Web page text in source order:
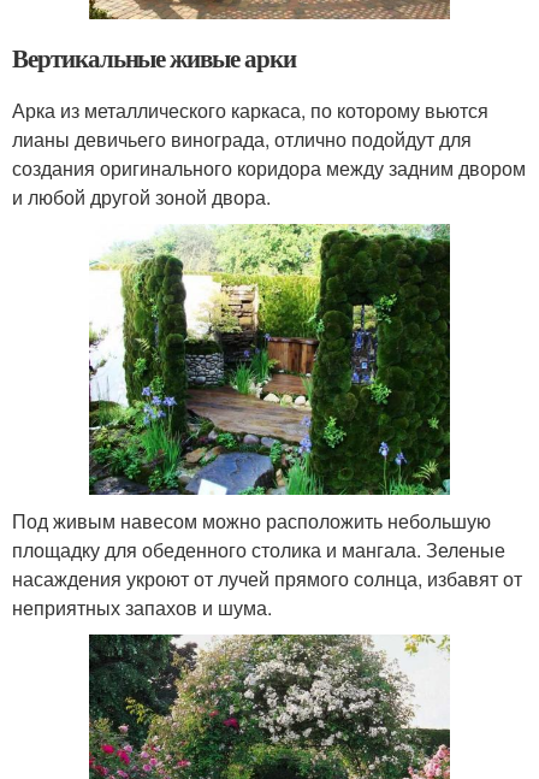
Вертикальные живые арки
Арка из металлического каркаса, по которому вьются
лианы девичьего винограда, отлично подойдут для
создания оригинального коридора между задним двором
и любой другой зоной двора.
Под живым навесом можно расположить небольшую
площадку для обеденного столика и мангала. Зеленые
насаждения укроют от лучей прямого солнца, избавят от
неприятных запахов и шума.